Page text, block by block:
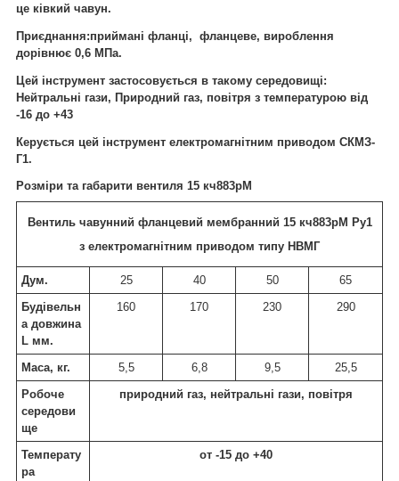
це ківкий чавун.
Приєднання:приймані фланці, фланцеве, вироблення
дорівнює 0,6 МПа.
Цей інструмент застосовується в такому середовищі:
Нейтральні гази, Природний газ, повітря з температурою від
-16 до +43
Керується цей інструмент електромагнітним приводом СКМЗ-
Г1.
Розміри та габарити вентиля 15 кч883рМ
Вентиль чавунний фланцевий мембранний 15 кч883рМ Ру1
з електромагнітним приводом типу НВМГ
Дум. 25 40 50
65
Будівельн
а довжина
L мм.
160 170 230 290
Маса, кг. 5,5 6,8 9,5
25,5
Робоче
середови
ще
природний газ, нейтральні гази, повітря
Температу
ра
от -15 до +40